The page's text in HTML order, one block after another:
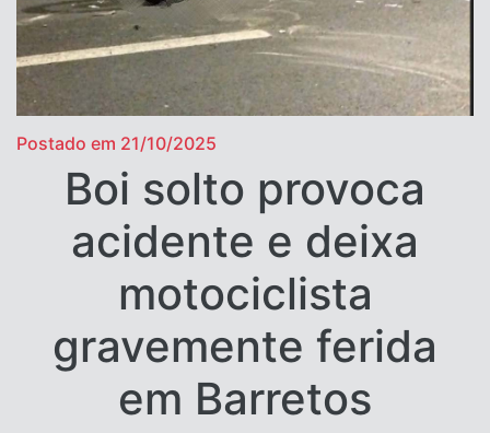
Postado em 21/10/2025
Boi solto provoca
acidente e deixa
motociclista
gravemente ferida
em Barretos